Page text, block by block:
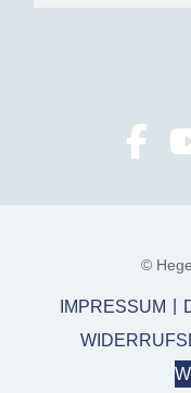
©
IMPRESSUM